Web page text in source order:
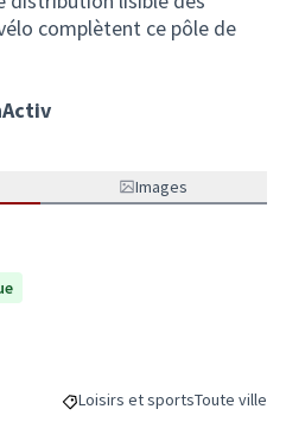
complètent ce pôle de
Images
Filtrer les résultats de la
Loisirs et sportsFiltrer les
Toute ville